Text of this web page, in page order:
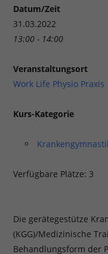
Datum/Zeit
31.03.2022
13:00 - 14:00
Veranstaltungsort
Work Life Physio Praxis
Kurs-Kategorie
Verfügbare Plätze: 3
Die gerätegestütze
(KGG)/Medizinische
Behandlungsform der